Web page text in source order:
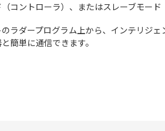
コントローラ）、またはスレーブモード
のラダープログラム上から、インテリジ
簡単に通信できます。